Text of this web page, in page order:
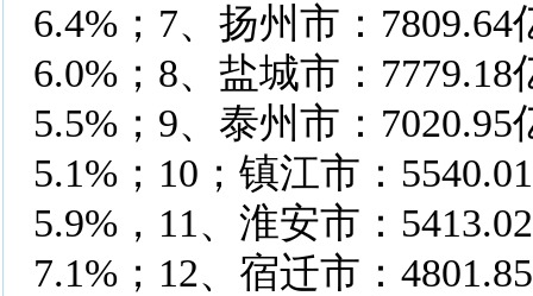
6.4%；7、扬州市：7809.64
6.0%；8、盐城市：7779.18
5.5%；9、泰州市：7020.95
5.1%；10；镇江市：
5.9%，11、淮安市：
7.1%；12、宿迁市：